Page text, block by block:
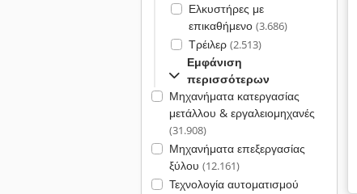
Ελκυστήρες με
επικαθήμενο (3.686)
Τρέιλερ (2.513)
Εμφάνιση
περισσότερων
Μηχανήματα κατεργασίας
μετάλλου & εργαλειομηχανές
(31.908)
Μηχανήματα επεξεργασίας
ξύλου (12.161)
Τεχνολογία αυτοματισμού